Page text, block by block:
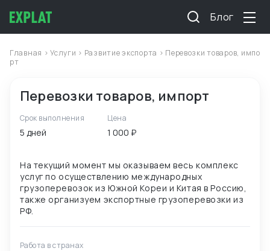
Блог
Главная >Услуги > Развитие экспорта > Перевозки товаров, импо
рт
Перевозки товаров, импорт
Срок выполнения
5 дней
Цена
1 000 ₽
На текущий момент мы оказываем весь комплекс
услуг по осуществлению международных
грузоперевозок из Южной Кореи и Китая в Россию,
также организуем экспортные грузоперевозки из
Работа в странах